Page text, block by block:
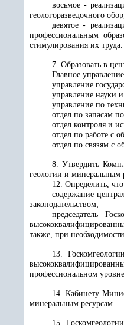
восьмое -
геологоразведочного
девятое -
профессиональным
стимулирования их труда.
7. Образовать в
Главное
управление
управление науки
управление по
отдел по запасам
отдел контроля и
отдел по работе с
отдел по связям с
8. Утвердить
геологии и минеральным
12. Определить,
содержание
законодательством;
председатель
также, при
13.
профессиональном
14. Кабинету
минеральным ресурсам.
15.